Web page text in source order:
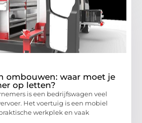
ombouwen: waar moet je
op letten?
is een bedrijfswagen veel
Het voertuig is een mobiel
werkplek en vaak